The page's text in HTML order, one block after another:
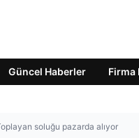
Güncel Haberler Firma
soluğu pazarda alıyor